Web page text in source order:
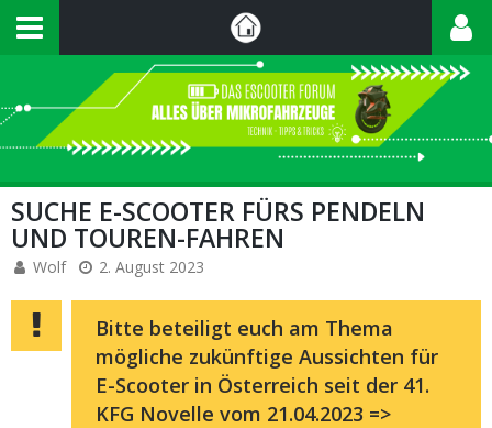
SUCHE E-SCOOTER FÜRS PENDELN
UND TOUREN-FAHREN
Wolf 2. August 2023
Bitte beteiligt euch am Thema
mögliche zukünftige Aussichten für
E-Scooter in Österreich seit der 41.
KFG Novelle vom 21.04.2023 =>